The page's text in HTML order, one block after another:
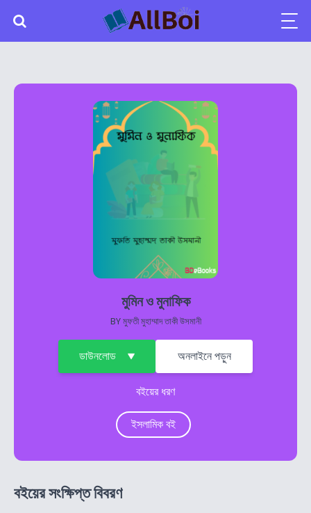
মুমিন ও মুনাফিক
BYমুফতী মুহাম্মাদ তাকী উসমানী
ডাউনলোড অনলাইনে পড়ুন
বইয়ের ধরণ
ইসলামিক বই
বইয়ের সংক্ষিপ্ত বিবরণ